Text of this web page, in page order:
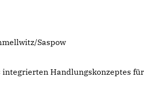
Saspow
Handlungskonzeptes